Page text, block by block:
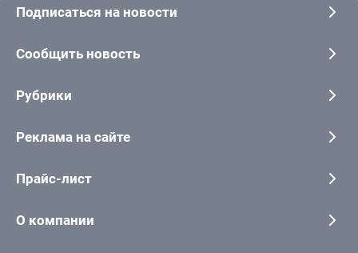
Подписаться на новости
Сообщить новость
Рубрики
Реклама на сайте
Прайс-лист
О компании